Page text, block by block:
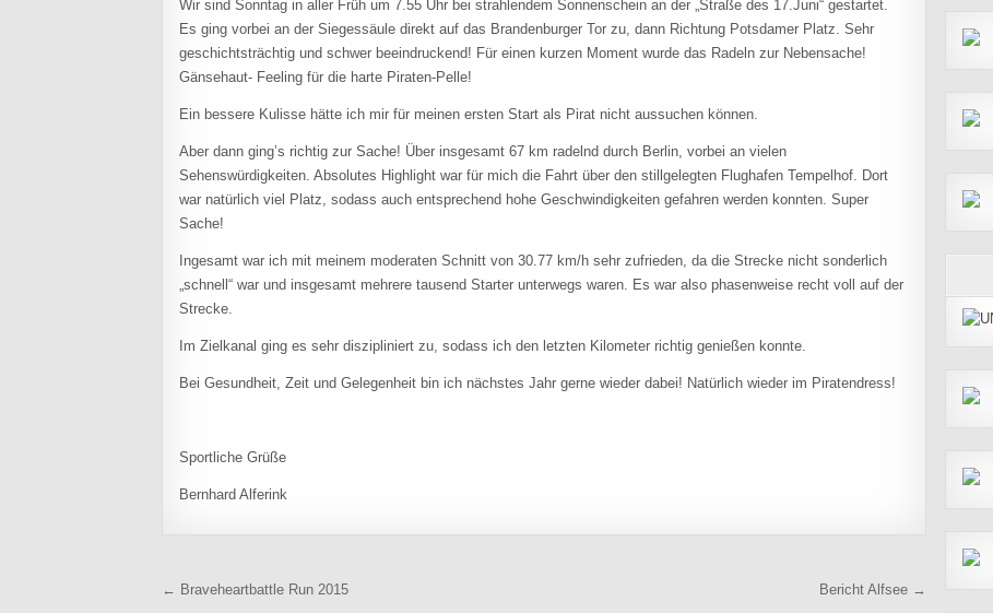
Wir sind Sonntag in aller Früh um 7.55 Uhr bei strahlendem Sonnenschein an der „Straße des 17.Juni“ gestartet.
Es ging vorbei an der Siegessäule direkt auf das Brandenburger Tor zu, dann Richtung Potsdamer Platz. Sehr
geschichtsträchtig und schwer beeindruckend! Für einen kurzen Moment wurde das Radeln zur Nebensache!
Gänsehaut- Feeling für die harte Piraten-Pelle!
Ein bessere Kulisse hätte ich mir für meinen ersten Start als Pirat nicht aussuchen können.
Aber dann ging’s richtig zur Sache! Über insgesamt 67 km radelnd durch Berlin, vorbei an vielen
Sehenswürdigkeiten. Absolutes Highlight war für mich die Fahrt über den stillgelegten Flughafen Tempelhof. Dort
war natürlich viel Platz, sodass auch entsprechend hohe Geschwindigkeiten gefahren werden konnten. Super
Sache!
Ingesamt war ich mit meinem moderaten Schnitt von 30.77 km/h sehr zufrieden, da die Strecke nicht sonderlich
„schnell“ war und insgesamt mehrere tausend Starter unterwegs waren. Es war also phasenweise recht voll auf der
Strecke.
Im Zielkanal ging es sehr diszipliniert zu, sodass ich den letzten Kilometer richtig genießen konnte.
Bei Gesundheit, Zeit und Gelegenheit bin ich nächstes Jahr gerne wieder dabei! Natürlich wieder im Piratendress!
Sportliche Grüße
Bernhard Alferink
Beitragsnavigation
← Braveheartbattle Run 2015 Bericht Alfsee →